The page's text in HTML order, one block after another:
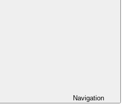
Navigation